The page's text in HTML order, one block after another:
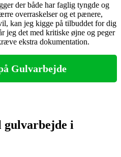
der både har faglig tyngde og
overraskelser og et pænere,
kan jeg kigge på tilbuddet for dig
jeg det med kritiske øjne og peger
ekstra dokumentation.
Gulvarbejde
gulvarbejde i